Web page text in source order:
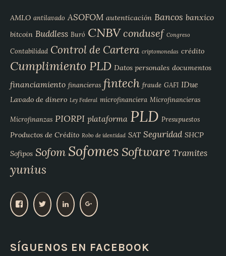
AMLO antilavado ASOFOM autenticación Bancos banxico
bitcoin Buddless Buró CNBVcondusef Congreso
Contabilidad Control de Cartera criptomonedas crédito
Cumplimiento PLD Datos personales documentos
financiamiento financieras fintech fraude GAFI IDue
Lavado de dinero Ley Federal microfinanciera Microfinancieras
Microfinanzas PIORPI plataforma PLD Presupuestos
Productos de Crédito Robo de identidad SAT Seguridad SHCP
Sofipos Sofom Sofomes Software Tramites
yunius
V
p
e
V
e
V
e
V
SÍGUENOS EN FACEBOOK